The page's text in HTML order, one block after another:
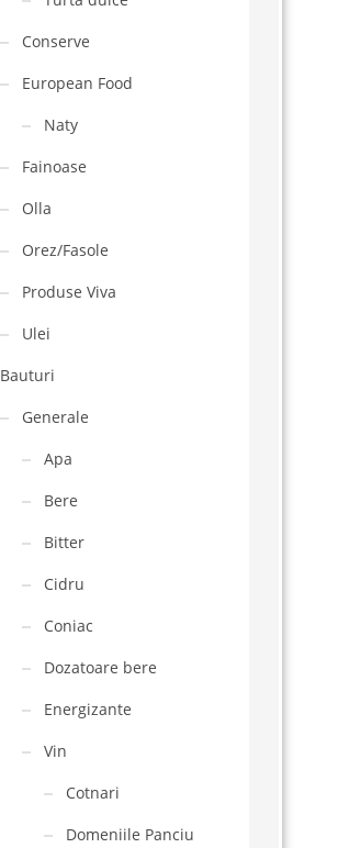
Conserve
European Food
Naty
Fainoase
Olla
Orez/Fasole
Produse Viva
Ulei
Bauturi
Generale
Apa
Bere
Bitter
Cidru
Coniac
Dozatoare bere
Energizante
Vin
Cotnari
Domeniile Panciu